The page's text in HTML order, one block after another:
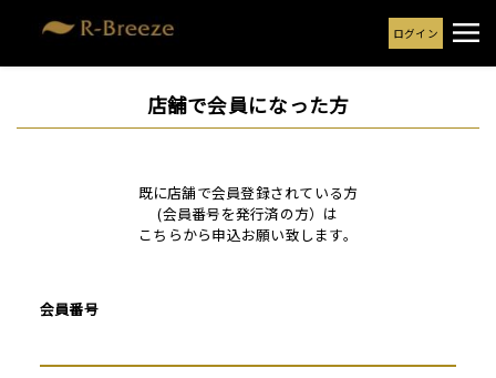
ログイン
店舗で会員になった方
既に店舗で会員登録されている方
(会員番号を発行済の方）は
こちらから申込お願い致します。
会員番号